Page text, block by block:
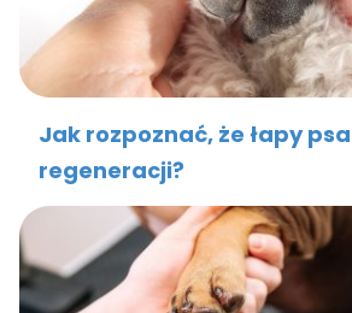
Jak rozpoznać, że łapy
regeneracji?